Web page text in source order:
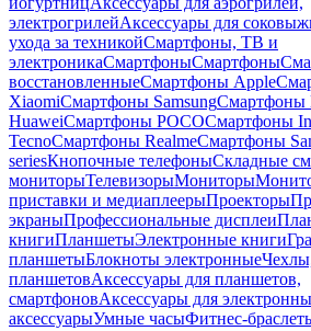
электрогрилейАксессуары для
ухода за техникойСмартфоны, ТВ и
электроникаСмартфоныСмартфоны
восстановленныеСмартфоны Apple
XiaomiСмартфоны SamsungСмартфоны
HuaweiСмартфоны POCOСмартфоны
TecnoСмартфоны RealmeСмартфоны
seriesКнопочные телефоныСкладные
мониторыТелевизорыМониторы
приставки и медиаплеерыПроекторы
экраныПрофессиональные дисплеи
книгиПланшетыЭлектронные книги
планшетыБлокноты электронные
планшетовАксессуары для планшетов,
смартфоновАксессуары для
аксессуарыУмные часыФитнес-